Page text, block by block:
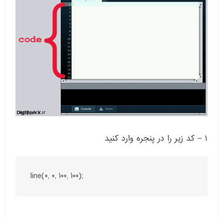
۱ – کد زیر را در پنجره وارد کنید
line(0, 0, 100, 100);